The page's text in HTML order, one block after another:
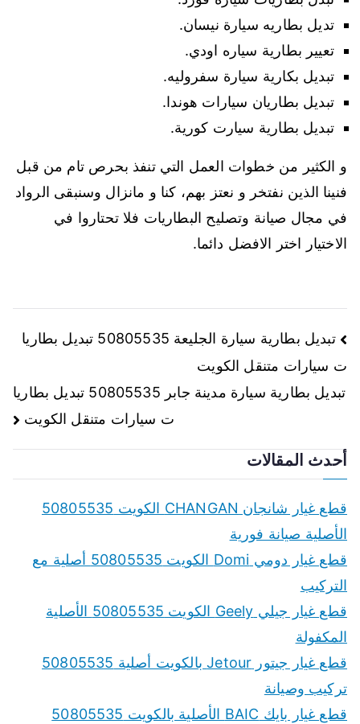
تديل بطاريه سيارة نيسان.
تعيير بطارية سياره اودي.
تبديل بكارية سيارة سفروليه.
تبديل بطاريان سيارات هوندا.
تبديل بطارية سيارت كورية.
و الكثير من خطوات العمل التي تنفذ بحرص تام من قبل
فنينا الذين نفتخر و نعتز بهم، كنا و مانزال وسنبقى الرواد
في مجال صيانة وتصليح البطاريات فلا تحتاروا في
الاختيار اختر الافضل دائما.
تصفّح
المقالات
تبديل بطارية سيارة الجليعة 50805535 تبديل بطاريا
ت سيارات متنقل الكويت
تبديل بطارية سيارة مدينة جابر 50805535 تبديل بطاريا
ت سيارات متنقل الكويت
أحدث المقالات
قطع غيار شانجان CHANGAN الكويت 50805535
الأصلية صيانة فورية
قطع غيار دومي Domi الكويت 50805535 أصلية مع
التركيب
قطع غيار جيلي Geely الكويت 50805535 الأصلية
المكفولة
قطع غيار جيتور Jetour بالكويت أصلية 50805535
تركيب وصيانة
قطع غيار بايك BAIC الأصلية بالكويت 50805535